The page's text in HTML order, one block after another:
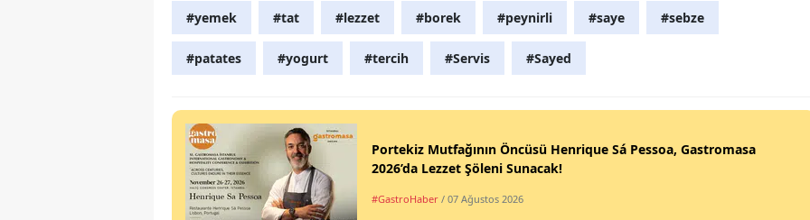
#yemek #tat #lezzet #borek #peynirli #saye #sebze
#patates #yogurt #tercih #Servis #Sayed
Portekiz Mutfağının Öncüsü Henrique Sá Pessoa, Gastromasa
2026’da Lezzet Şöleni Sunacak!
#GastroHaber / 07 Ağustos 2026